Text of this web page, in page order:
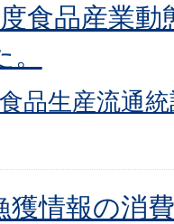
度食品産業
食品生産流通
獲情報の消